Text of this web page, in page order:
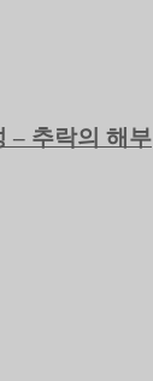
– 추락의 해부